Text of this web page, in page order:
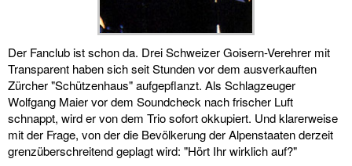
Der Fanclub ist schon da. Drei Schweizer Goisern-Verehrer mit
Transparent haben sich seit Stunden vor dem ausverkauften
Zürcher "Schützenhaus" aufgepflanzt. Als Schlagzeuger
Wolfgang Maier vor dem Soundcheck nach frischer Luft
schnappt, wird er von dem Trio sofort okkupiert. Und klarerweise
mit der Frage, von der die Bevölkerung der Alpenstaaten derzeit
grenzüberschreitend geplagt wird: "Hört Ihr wirklich auf?"